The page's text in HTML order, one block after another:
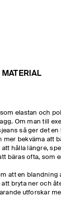
elastan och
Om man till
så ger det
mer bekväma att
att hålla längre,
bäras ofta, som
att en
bryta ner och
utforskar